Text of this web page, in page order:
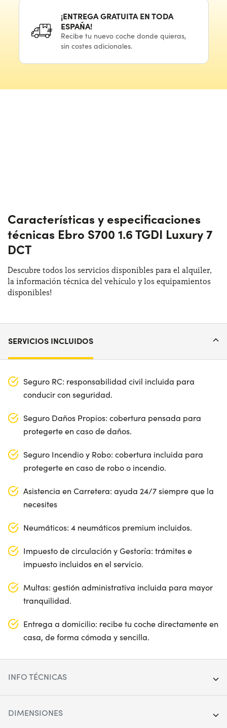
¡ENTREGA GRATUITA EN TODA
ESPAÑA!
Recibe tu nuevocoche donde quieras,
sin costes adicionales.
Características y especificaciones
técnicas Ebro S700 1.6 TGDI Luxury 7
DCT
Descubre todos los servicios disponibles para el alquiler,
la información técnica del vehículo y los equipamientos
disponibles!
SERVICIOS INCLUIDOS
Seguro RC: responsabilidad civil incluida para
conducir con seguridad.
Seguro Daños Propios: cobertura pensada para
protegerte en caso de daños.
Seguro Incendio y Robo: cobertura incluida para
protegerte en caso de robo o incendio.
Asistencia en Carretera: ayuda 24/7 siempre que la
necesites
Neumáticos: 4 neumáticos premium incluidos.
Impuesto de circulación y Gestoría: trámites e
impuesto incluidos en el servicio.
Multas: gestión administrativa incluida para mayor
tranquilidad.
Entrega a domicilio: recibe tu coche directamente en
casa, de forma cómoda y sencilla.
INFO TÉCNICAS
DIMENSIONES